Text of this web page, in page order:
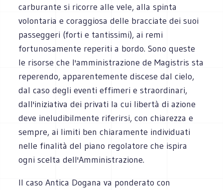
carburante si ricorre alle vele, alla spinta
volontaria e coraggiosa delle bracciate dei suoi
passeggeri (forti e tantissimi), ai remi
fortunosamente reperiti a bordo. Sono queste
le risorse che l'amministrazione de Magistris sta
reperendo, apparentemente discese dal cielo,
dal caso degli eventi effimeri e straordinari,
dall'iniziativa dei privati la cui libertà di azione
deve ineludibilmente riferirsi, con chiarezza e
sempre, ai limiti ben chiaramente individuati
nelle finalità del piano regolatore che ispira
ogni scelta dell'Amministrazione.
Il caso Antica Dogana va ponderato con